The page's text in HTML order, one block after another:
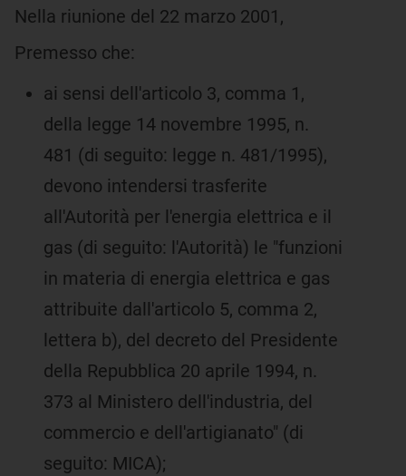
Nella riunione del 22 marzo 2001,
Premesso che:
ai sensi dell'articolo 3, comma 1,
della legge 14 novembre 1995, n.
481 (di seguito: legge n. 481/1995),
devono intendersi trasferite
all'Autorità per l'energia elettrica e il
gas (di seguito: l'Autorità) le "funzioni
in materia di energia elettrica e gas
attribuite dall'articolo 5, comma 2,
lettera b), del decreto del Presidente
della Repubblica 20 aprile 1994, n.
373 al Ministero dell'industria, del
commercio e dell'artigianato" (di
seguito: MICA);